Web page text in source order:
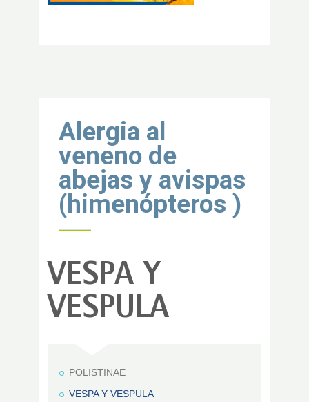
Alergia al
veneno de
abejas y avispas
(himenópteros )
VESPA Y
VESPULA
POLISTINAE
VESPA Y VESPULA